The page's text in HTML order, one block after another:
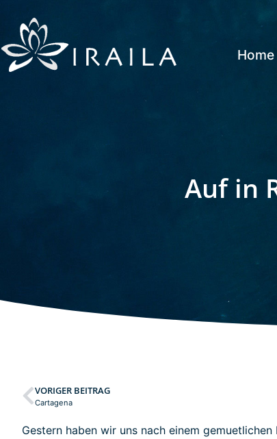
Home
Auf in
VORIGER BEITRAG
Cartagena
Gestern haben wir uns nach einem